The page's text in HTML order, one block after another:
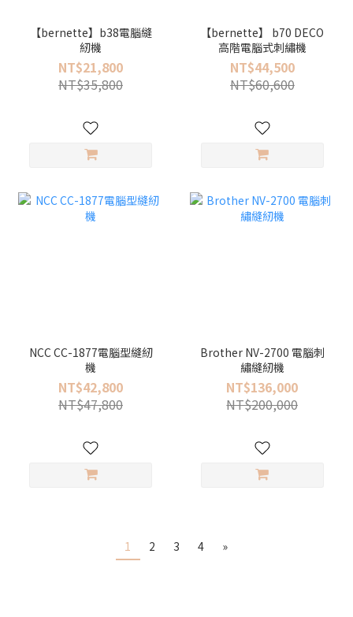
【bernette】b38電腦縫
紉機
NT$21,800
NT$35,800
【bernette】 b70 DECO
高階電腦式刺繡機
NT$44,500
NT$60,600
NCC CC-1877電腦型縫紉
機
NT$42,800
NT$47,800
Brother NV-2700 電腦刺
繡縫紉機
NT$136,000
NT$200,000
1 2 3 4 »